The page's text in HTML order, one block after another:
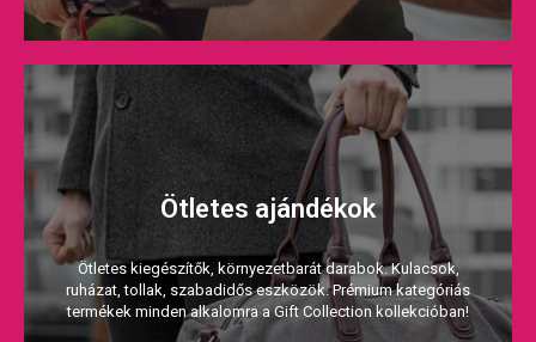
Ötletes ajándékok
Ötletes kiegészítők, környezetbarát darabok. Kulacsok,
ruházat, tollak, szabadidős eszközök. Prémium kategóriás
termékek minden alkalomra a Gift Collection kollekcióban!